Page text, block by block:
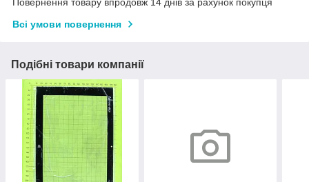
Повернення товару впродовж 14 днів за рахунок покупця
Всі умови повернення
Подібні товари компанії